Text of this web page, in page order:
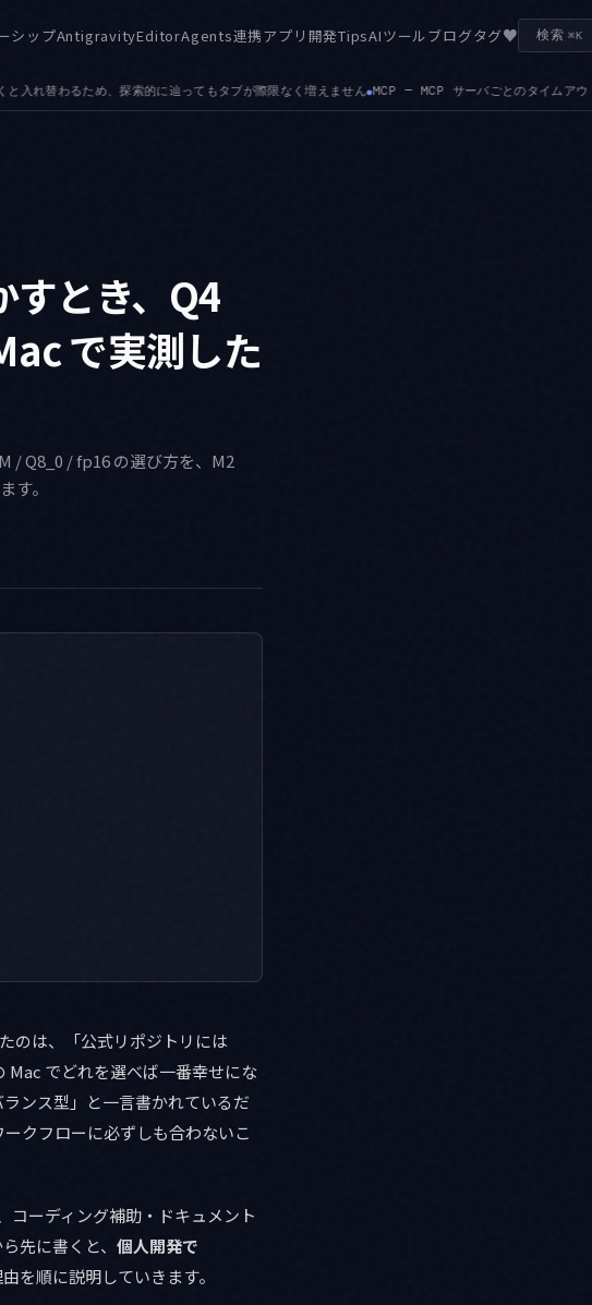
シップAntigravityEditorAgents連携アプリ開発TipsAIツールブログタグ♥ 検索 ⌘K
せん ●MCP — MCP サーバごとのタイムアウトを設定できるようになりました。応答の遅いサーバ1つに
とき、Q4
で実測した
/ Q8_0 / fp16 の選び方を、M2
す。
のは、「公式リポジトリには
Mac でどれを選べば一番幸せにな
ンス型」と一言書かれているだ
クフローに必ずしも合わないこ
コーディング補助・ドキュメント
先に書くと、 個人開発で
を順に説明していきます。